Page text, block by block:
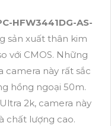
HFW3441DG-AS-
sản xuất thân kim
với CMOS. Những
camera này rất sắc
hồng ngoại 50m.
2k, camera này
chất lượng cao.